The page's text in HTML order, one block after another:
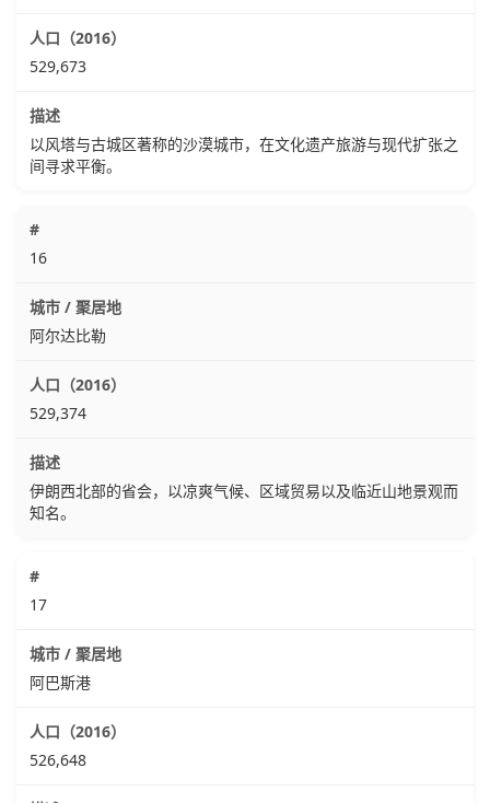
529,673
以风塔与古城区著称的沙漠城市，在文化遗产旅游与现代扩张之
间寻求平衡。
16
阿尔达比勒
529,374
伊朗西北部的省会，以凉爽气候、区域贸易以及临近山地景观而
知名。
17
阿巴斯港
526,648